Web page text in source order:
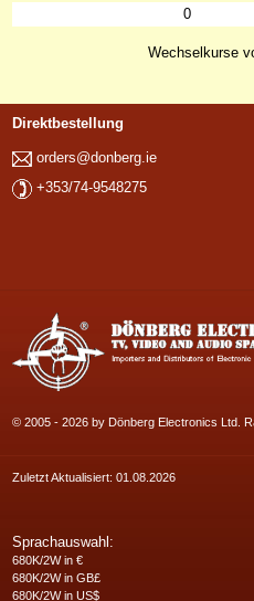
0
Wechselkurse
Direktbestellung
orders@donberg.ie
+353/74-9548275
© 2005 - 2026 by Dönberg Electronics Ltd.
Zuletzt Aktualisiert: 01.08.2026
Sprachauswahl:
680K/2W in €
680K/2W in GB£
680K/2W in US$